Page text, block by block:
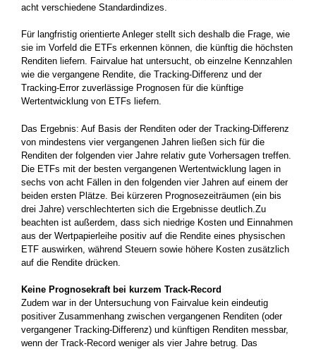
acht verschiedene Standardindizes.
Für langfristig orientierte Anleger stellt sich deshalb die Frage, wie
sie im Vorfeld die ETFs erkennen können, die künftig die höchsten
Renditen liefern. Fairvalue hat untersucht, ob einzelne Kennzahlen
wie die vergangene Rendite, die Tracking-Differenz und der
Tracking-Error zuverlässige Prognosen für die künftige
Wertentwicklung von ETFs liefern.
Das Ergebnis: Auf Basis der Renditen oder der Tracking-Differenz
von mindestens vier vergangenen Jahren ließen sich für die
Renditen der folgenden vier Jahre relativ gute Vorhersagen treffen.
Die ETFs mit der besten vergangenen Wertentwicklung lagen in
sechs von acht Fällen in den folgenden vier Jahren auf einem der
beiden ersten Plätze. Bei kürzeren Prognosezeiträumen (ein bis
drei Jahre) verschlechterten sich die Ergebnisse deutlich.Zu
beachten ist außerdem, dass sich niedrige Kosten und Einnahmen
aus der Wertpapierleihe positiv auf die Rendite eines physischen
ETF auswirken, während Steuern sowie höhere Kosten zusätzlich
auf die Rendite drücken.
Keine Prognosekraft bei kurzem Track-Record
Zudem war in der Untersuchung von Fairvalue kein eindeutig
positiver Zusammenhang zwischen vergangenen Renditen (oder
vergangener Tracking-Differenz) und künftigen Renditen messbar,
wenn der Track-Record weniger als vier Jahre betrug. Das